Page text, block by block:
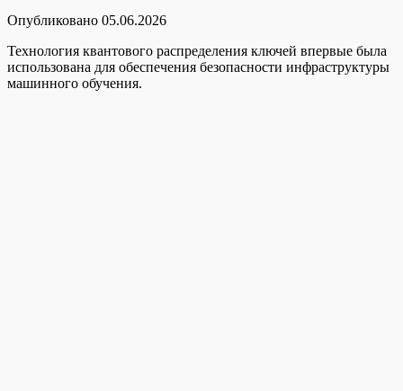
Опубликовано 05.06.2026
Технология квантового распределения ключей впервые была
использована для обеспечения безопасности инфраструктуры
машинного обучения.